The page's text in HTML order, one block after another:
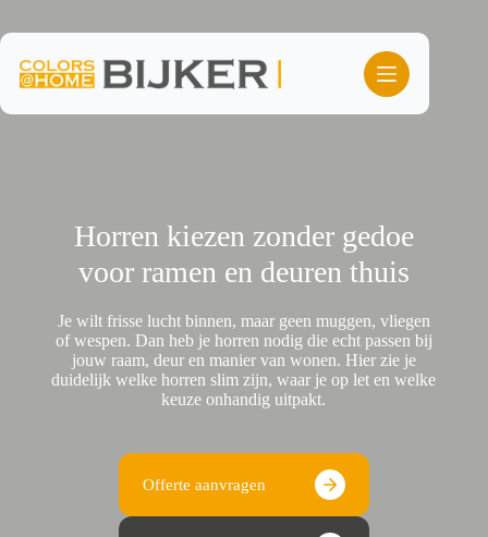
de
inhoud
Horren kiezen zonder gedoe
voor ramen en deuren thuis
Je wilt frisse lucht binnen, maar geen muggen, vliegen
of wespen. Dan heb je horren nodig die echt passen bij
jouw raam, deur en manier van wonen. Hier zie je
duidelijk welke horren slim zijn, waar je op let en welke
keuze onhandig uitpakt.
Offerte aanvragen